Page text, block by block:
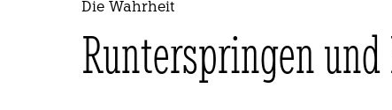
Die Wahrheit
Runterspringen